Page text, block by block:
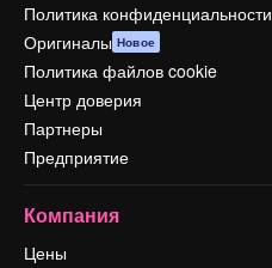
Политика конфиденциальности
Оригиналы Новое
Политика файлов cookie
Центр доверия
Партнеры
Предприятие
Компания
Цены